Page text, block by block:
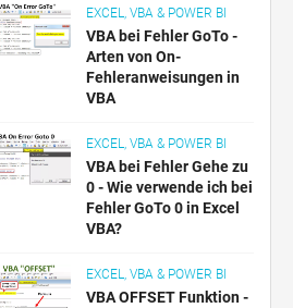
EXCEL, VBA & POWER BI
VBA bei Fehler GoTo -
Arten von On-
Fehleranweisungen in
VBA
EXCEL, VBA & POWER BI
VBA bei Fehler Gehe zu
0 - Wie verwende ich bei
Fehler GoTo 0 in Excel
VBA?
EXCEL, VBA & POWER BI
VBA OFFSET Funktion -